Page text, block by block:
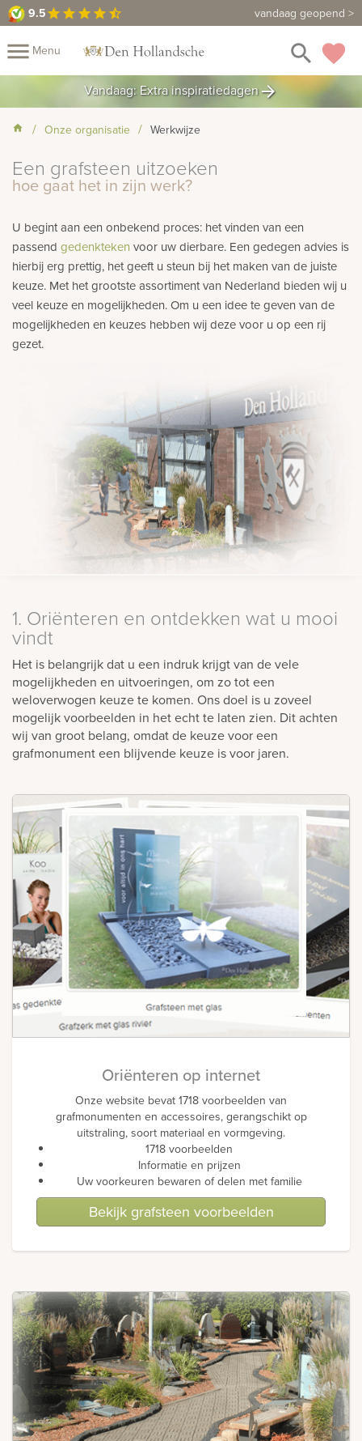
9.5star star star star star_half vandaag geopend >
9.5 Maak een vrijblijvende afspraak
menu Menu favorite
Mijn
search
close
Home
Assortiment
Fotoboek
Informatie
ons
Duurzaamheid Winkels Contact
Bekijk
ook:
Vandaag: Extra inspiratiedagenarrow_forward
Onze organisatie Werkwijze
Een grafsteen uitzoeken
hoe gaat het in zijn werk?
U begint aan een onbekend proces: het vinden van een
passend gedenkteken voor uw dierbare. Een gedegen advies is
hierbij erg prettig, het geeft u steun bij het maken van de juiste
keuze. Met het grootste assortiment van Nederland bieden wij u
veel keuze en mogelijkheden. Om u een idee te geven van de
mogelijkheden en keuzes hebben wij deze voor u op een rij
gezet.
1. Oriënteren en ontdekken wat u mooi
vindt
Het is belangrijk dat u een indruk krijgt van de vele
mogelijkheden en uitvoeringen, om zo tot een
weloverwogen keuze te komen. Ons doel is u zoveel
mogelijk voorbeelden in het echt te laten zien. Dit achten
wij van groot belang, omdat de keuze voor een
grafmonument een blijvende keuze is voor jaren.
Oriënteren op internet
Onze website bevat 1718 voorbeelden van
grafmonumenten en accessoires, gerangschikt op
uitstraling, soort materiaal en vormgeving.
1718 voorbeelden
Informatie en prijzen
Uw voorkeuren bewaren of delen met familie
Bekijk grafsteen voorbeelden